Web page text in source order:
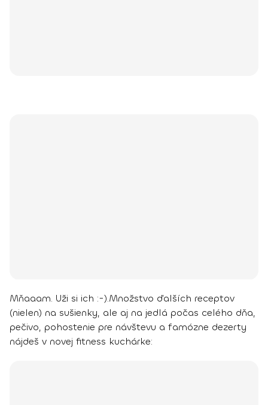
Mňaaam. Uži si ich :-).Množstvo ďalších receptov
(nielen) na sušienky, ale aj na jedlá počas celého dňa,
pečivo, pohostenie pre návštevu a famózne dezerty
nájdeš v novej fitness kuchárke: